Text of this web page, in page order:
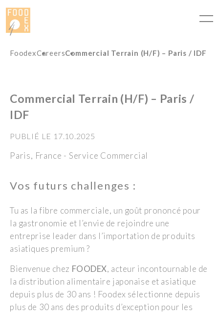
Panneau de gestion des cookies
FoodexCareersCommercial Terrain (H/F) – Paris / IDF
Commercial Terrain (H/F) – Paris /
IDF
PUBLIÉ LE 17.10.2025
Paris, France - Service Commercial
Vos futurs challenges :
Tu as la fibre commerciale, un goût prononcé pour
la gastronomie et l’envie de rejoindre une
entreprise leader dans l’importation de produits
asiatiques premium ?
Bienvenue chez FOODEX, acteur incontournable de
la distribution alimentaire japonaise et asiatique
depuis plus de 30 ans ! Foodex sélectionne depuis
plus de 30 ans des produits d’exception pour les